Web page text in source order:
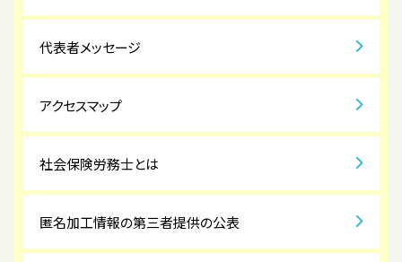
代表者メッセージ
アクセスマップ
社会保険労務士とは
匿名加工情報の第三者提供の公表